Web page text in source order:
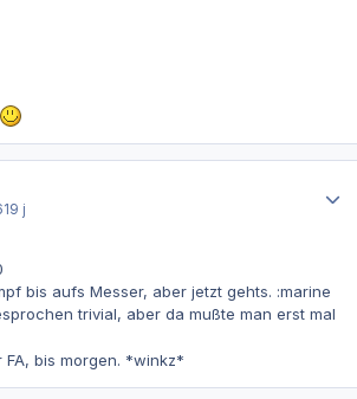
19 j
bis aufs Messer, aber jetzt gehts. :marine
trivial, aber da mußte man erst mal
bis morgen. *winkz*